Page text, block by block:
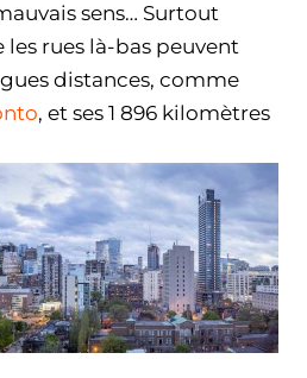
sens… Surtout
les rues là-bas peuvent
distances, comme
, et ses 1 896 kilomètres